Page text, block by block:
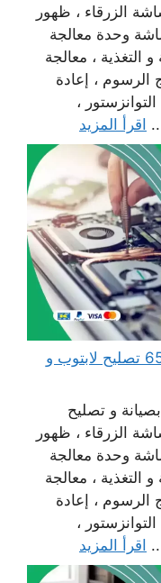
الزرقاء ، ظهور
وحدة معالجة
، معالجة
الرسوم ، إعادة
،
اقرأ المزيد
مهندس كمبيوتر الضباعية 65511033 تصليح لابتوب و
و تصليح
الزرقاء ، ظهور
وحدة معالجة
، معالجة
الرسوم ، إعادة
،
اقرأ المزيد